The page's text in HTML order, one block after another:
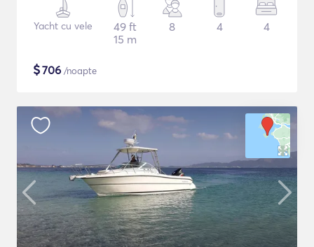
Yacht cu vele
49 ft
15 m
8 4 4
$706 /noapte